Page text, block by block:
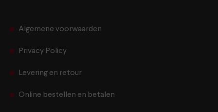
Algemene voorwaarden
Privacy Policy
Levering en retour
Online bestellen en betalen